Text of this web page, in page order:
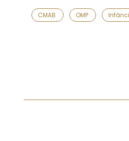
CMAB OMP